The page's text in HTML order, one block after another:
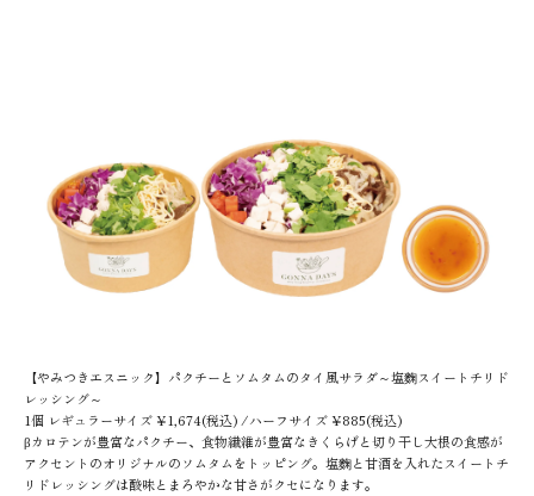
【やみつきエスニック】パクチーとソムタムのタイ風サラダ～塩麴スイートチリド
レッシング～
1個 レギュラーサイズ ¥1,674(税込) /ハーフサイズ ¥885(税込)
βカロテンが豊富なパクチー、食物繊維が豊富なきくらげと切り干し大根の食感が
アクセントのオリジナルのソムタムをトッピング。塩麴と甘酒を入れたスイートチ
リドレッシングは酸味とまろやかな甘さがクセになります。